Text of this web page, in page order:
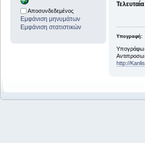
Αποσυνδεδεμένος
Εμφάνιση μηνυμάτων
Εμφάνιση στατιστικών
Υπογραφή:
Υπογράφω
http://